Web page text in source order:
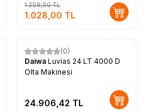
1.209,00TL
1.028,00 TL
Yeni
(0)
Daiwa Luvias 24 LT 4000 D
Olta Makinesi
24.906,42 TL